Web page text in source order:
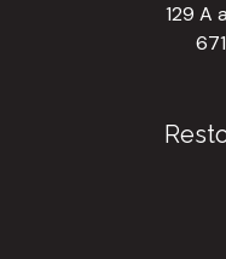
129 A